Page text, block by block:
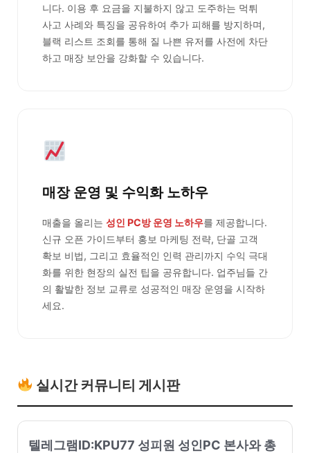
니다. 이용 후 요금을 지불하지 않고 도주하는 먹튀
사고 사례와 특징을 공유하여 추가 피해를 방지하며,
블랙 리스트 조회를 통해 질 나쁜 유저를 사전에 차단
하고 매장 보안을 강화할 수 있습니다.
매장 운영 및 수익화 노하우
매출을 올리는 성인 PC방 운영 노하우를 제공합니다.
신규 오픈 가이드부터 홍보 마케팅 전략, 단골 고객
확보 비법, 그리고 효율적인 인력 관리까지 수익 극대
화를 위한 현장의 실전 팁을 공유합니다. 업주님들 간
의 활발한 정보 교류로 성공적인 매장 운영을 시작하
세요.
실시간 커뮤니티 게시판
텔레그램ID:KPU77 성피원 성인PC 본사와 총